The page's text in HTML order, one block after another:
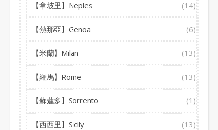
【拿坡里】Neples (14)
【熱那亞】Genoa (6)
【米蘭】Milan (13)
【羅馬】Rome (13)
【蘇蓮多】Sorrento (1)
【西西里】Sicily (13)